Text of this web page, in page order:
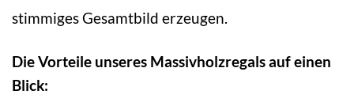
stimmiges Gesamtbild erzeugen.
Die Vorteile unseres Massivholzregals auf einen
Blick: